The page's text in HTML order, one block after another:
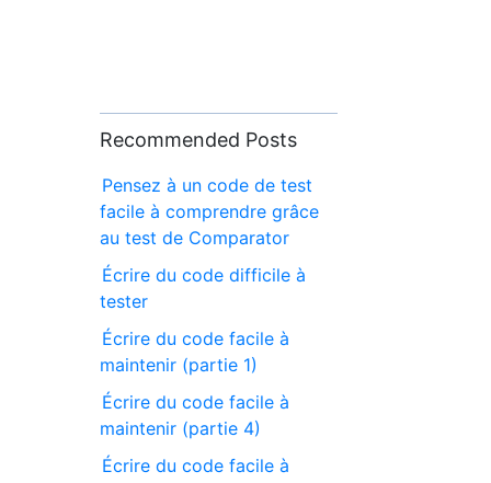
Recommended Posts
Pensez à un code de test
facile à comprendre grâce
au test de Comparator
Écrire du code difficile à
tester
Écrire du code facile à
maintenir (partie 1)
Écrire du code facile à
maintenir (partie 4)
Écrire du code facile à